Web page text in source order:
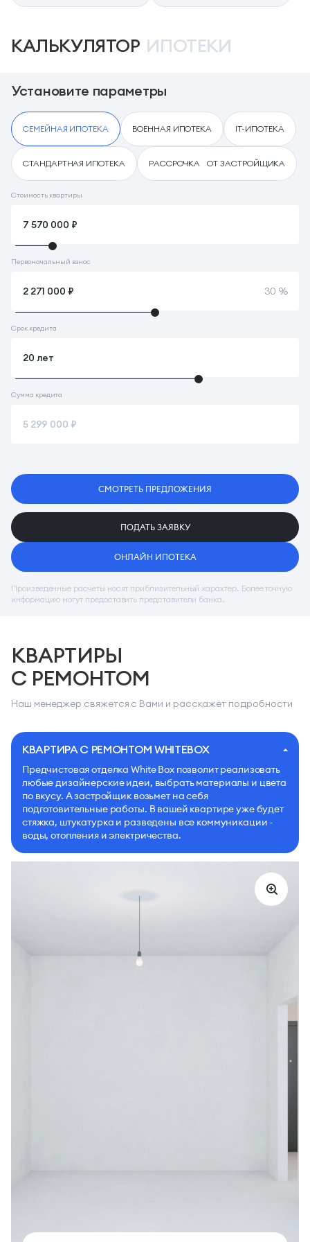
КАЛЬКУЛЯТОР ИПОТЕКИ
Установите параметры
СЕМЕЙНАЯ ИПОТЕКА ВОЕННАЯ ИПОТЕКА IT-ИПОТЕКА
СТАНДАРТНАЯ ИПОТЕКА РАССРОЧКА ОТ ЗАСТРОЙЩИКА
Стоимость квартиры
Первоначальный взнос
30 %
Срок кредита
Сумма кредита
СМОТРЕТЬ ПРЕДЛОЖЕНИЯ
ПОДАТЬ ЗАЯВКУ
ОНЛАЙН ИПОТЕКА
Произведенные расчеты носят приблизительный характер. Более точную
информацию могут предоставить представители банка.
КВАРТИРЫ
С РЕМОНТОМ
Наш менеджер свяжется с Вами и расскажет подробности
КВАРТИРА С РЕМОНТОМ WHITEBOX
Предчистовая отделка White Box позволит реализовать
любые дизайнерские идеи, выбрать материалы и цвета
по вкусу. А застройщик возьмет на себя
подготовительные работы. В вашей квартире уже будет
стяжка, штукатурка и разведены все коммуникации -
воды, отопления и электричества.